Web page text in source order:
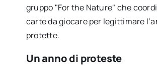
gruppo "For the Nature" che
carte da giocare per legittimare
protette.
Un anno di proteste